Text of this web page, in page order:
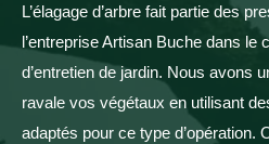
L’élagage d’arbre fait partie des
l’entreprise Artisan Buche dans le
d’entretien de jardin. Nous avons
ravale vos végétaux en utilisant
adaptés pour ce type d’opération.